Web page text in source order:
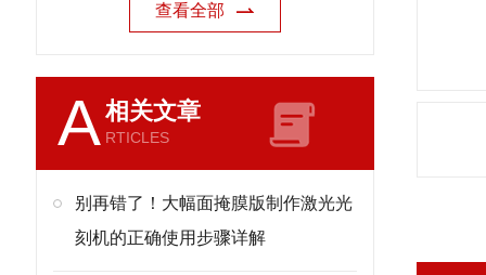
查看全部
A相关文章
RTICLES
别再错了！大幅面掩膜版制作激光光
刻机的正确使用步骤详解